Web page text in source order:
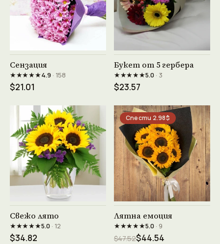
Виж продукта →
Сензация
★★★★★4.9· 158
$21.01
Виж продукта →
Букет от 5 гербера
★★★★★5.0· 3
$23.57
Виж продукта →
Свежо лято
★★★★★5.0· 12
$34.82
Спести 2.98$
Виж продукта →
Лятна емоция
★★★★★5.0· 9
$47.52$44.54